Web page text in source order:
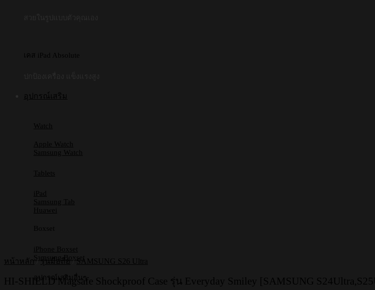
เคส iPad Absolute
อุปกรณ์เสริม
Watch
Apple Watch
Samsung Watch
Tablets
iPad
Samsung Tab
Huawei
Boxset
iPhone Boxset
Samsung Boxset
อุปกรณ์เสริมอื่นๆ
หน้าหลัก / รุ่นมือถือ / SAMSUNG S26 Ultra
HI-SHIELD Magsafe Shockproof Case รุ่น Everyday Smiley [SAMSUNG